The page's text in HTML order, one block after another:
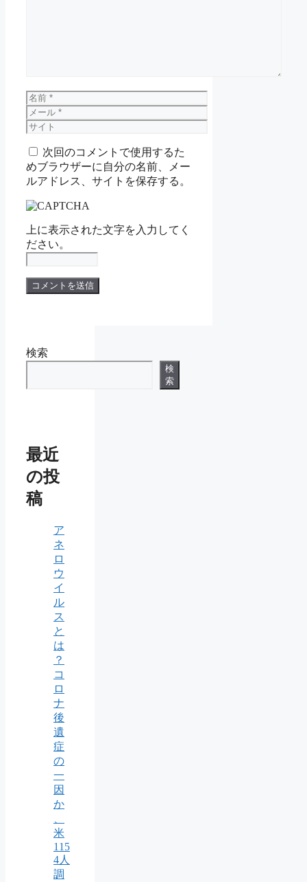
名
前
メ
ー
サ
ト 次回のコメントで使用するた
めブラウザーに自分の名前、メー
ルアドレス、サイトを保存する。
上に表示された文字を入力してく
ださい。
検索
検
索
最近
の投
稿
ア
ネ
ロ
ウ
イ
ル
ス
と
は
？
コ
ロ
ナ
後
遺
症
の
一
因
か
米
115
4人
調